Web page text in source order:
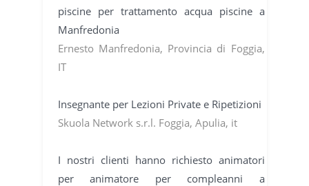
piscine per trattamento acqua piscine a
Manfredonia
Ernesto Manfredonia, Provincia di Foggia,
IT
Insegnante per Lezioni Private e Ripetizioni
Skuola Network s.r.l. Foggia, Apulia, it
I nostri clienti hanno richiesto animatori
per animatore per compleanni a